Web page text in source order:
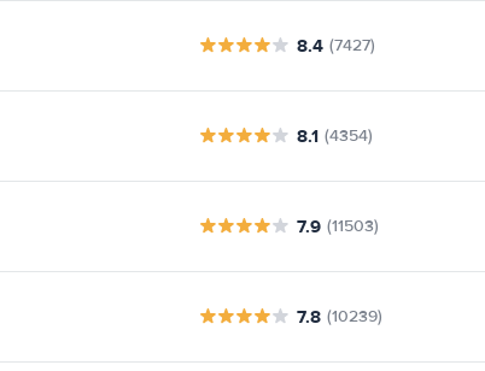
8.4 (7427)
8.1 (4354)
7.9 (11503)
7.8 (10239)